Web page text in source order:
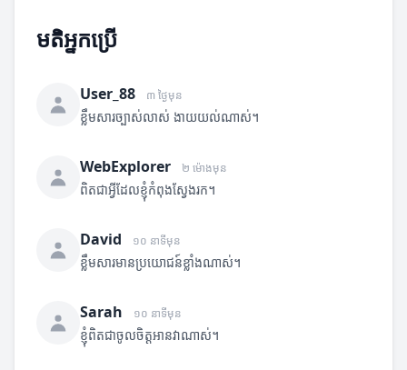
មតិអ្នកប្រើ
User_88 ៣ ថ្ងៃមុន
ខ្លឹមសារច្បាស់លាស់ ងាយយល់ណាស់។
WebExplorer ២ ម៉ោងមុន
ពិតជាអ្វីដែលខ្ញុំកំពុងស្វែងរក។
David ១០ នាទីមុន
ខ្លឹមសារមានប្រយោជន៍ខ្លាំងណាស់។
Sarah ១០ នាទីមុន
ខ្ញុំពិតជាចូលចិត្តអានវាណាស់។